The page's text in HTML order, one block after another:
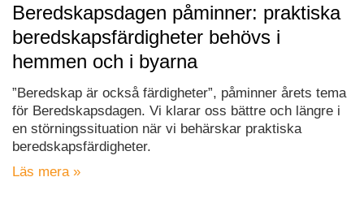
Beredskapsdagen påminner: praktiska
beredskapsfärdigheter behövs i
hemmen och i byarna
”Beredskap är också färdigheter”, påminner årets tema
för Beredskapsdagen. Vi klarar oss bättre och längre i
en störningssituation när vi behärskar praktiska
beredskapsfärdigheter.
Läs mera »